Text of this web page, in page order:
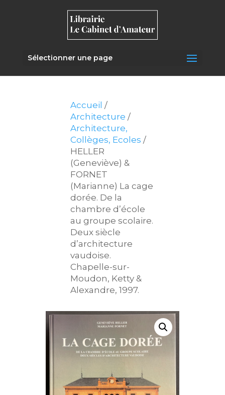
Sélectionner une page
Accueil /
Architecture /
Architecture,
Collèges, Ecoles /
HELLER
(Geneviève) &
FORNET
(Marianne) La cage
dorée. De la
chambre d’école
au groupe scolaire.
Deux siècle
d’architecture
vaudoise.
Chapelle-sur-
Moudon, Ketty &
Alexandre, 1997.